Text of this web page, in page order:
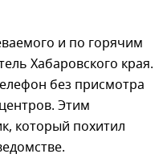
и по горячим
Хабаровского края.
без присмотра
Этим
который похитил